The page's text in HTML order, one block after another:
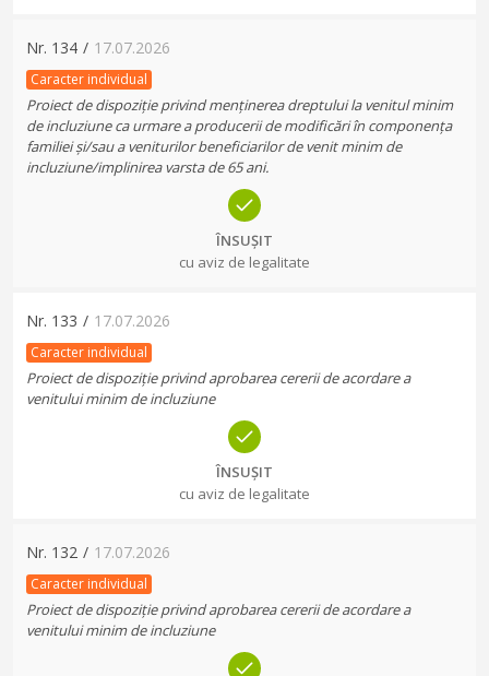
Nr. 134 / 17.07.2026
Caracter individual
Proiect de dispoziție privind menținerea dreptului la venitul minim
de incluziune ca urmare a producerii de modificări în componența
familiei și/sau a veniturilor beneficiarilor de venit minim de
incluziune/implinirea varsta de 65 ani.
ÎNSUȘIT
cu aviz de legalitate
Nr. 133 / 17.07.2026
Caracter individual
Proiect de dispoziție privind aprobarea cererii de acordare a
venitului minim de incluziune
ÎNSUȘIT
cu aviz de legalitate
Nr. 132 / 17.07.2026
Caracter individual
Proiect de dispoziție privind aprobarea cererii de acordare a
venitului minim de incluziune